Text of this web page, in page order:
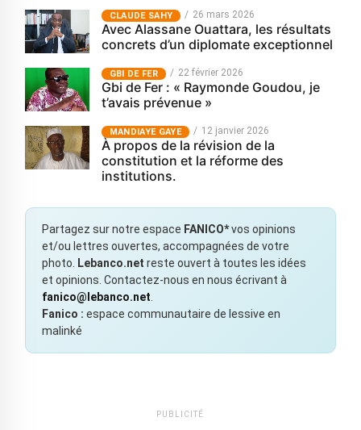
CLAUDE SAHY 26 mars 2026
Avec Alassane Ouattara, les résultats
concrets d’un diplomate exceptionnel
GBI DE FER 22 février 2026
Gbi de Fer : « Raymonde Goudou, je
t’avais prévenue »
MANDIAYE GAYE 12 janvier 2026
À propos de la révision de la
constitution et la réforme des
institutions.
Partagez sur notre espace FANICO*vos opinions
et/ou lettres ouvertes, accompagnées de votre
photo.
Lebanco.net reste ouvert à toutes les idées
et opinions. Contactez-nous en nous écrivant à
fanico@lebanco.net
Fanico : espace communautaire de lessive en
malinké
PUBLICITÉ